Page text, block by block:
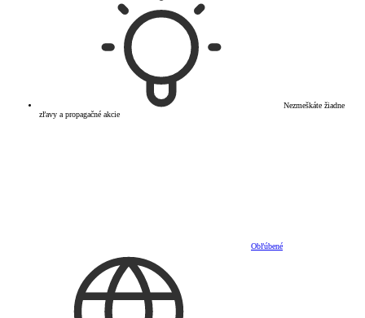
Nezmeškáte žiadne
zľavy a propagačné akcie
Obľúbené